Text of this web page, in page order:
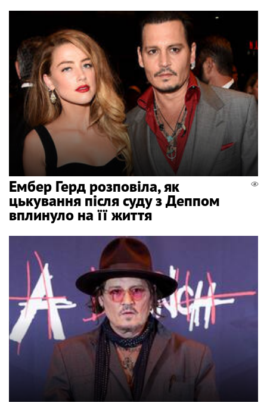
Ембер Герд розповіла, як
цькування після суду з Деппом
вплинуло на її життя